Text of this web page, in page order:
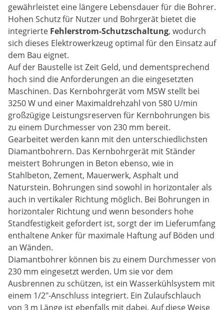
gewährleistet eine längere Lebensdauer für die Bohrer.
Hohen Schutz für Nutzer und Bohrgerät bietet die
integrierte Fehlerstrom-Schutzschaltung, wodurch
sich dieses Elektrowerkzeug optimal für den Einsatz auf
dem Bau eignet.
Auf der Baustelle ist Zeit Geld, und dementsprechend
hoch sind die Anforderungen an die eingesetzten
Maschinen. Das Kernbohrgerät vom MSW stellt bei
3250 W und einer Maximaldrehzahl von 580 U/min
großzügige Leistungsreserven für Kernbohrungen bis
zu einem Durchmesser von 230 mm bereit.
Gearbeitet werden kann mit den unterschiedlichsten
Diamantbohrern. Das Kernbohrgerät mit Ständer
meistert Bohrungen in Beton ebenso, wie in
Stahlbeton, Zement, Mauerwerk, Asphalt und
Naturstein. Bohrungen sind sowohl in horizontaler als
auch in vertikaler Richtung möglich. Bei Bohrungen in
horizontaler Richtung und wenn besonders hohe
Standfestigkeit gefordert ist, sorgt der im Lieferumfang
enthaltene Anker für maximale Haftung auf Böden und
an Wänden.
Diamantbohrer können bis zu einem Durchmesser von
230 mm eingesetzt werden. Um sie vor dem
Ausbrennen zu schützen, ist ein Wasserkühlsystem mit
einem 1/2"-Anschluss integriert. Ein Zulaufschlauch
von 3 m Länge ist ebenfalls mit dabei. Auf diese Weise